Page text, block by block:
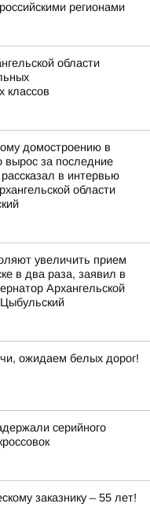
регионами
области
классов
домостроению в
вырос за последние
в интервью
области
увеличить прием
в два раза, заявил в
Архангельской
ожидаем белых дорог!
серийного
заказнику – 55 лет!